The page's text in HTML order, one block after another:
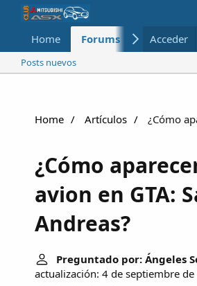
Home Forums Nuevo
Acceder
Posts nuevos
Home Artículos ¿Cómo
¿Cómo
avion en GTA:
Andreas?
Preguntado por: Ángeles
actualización: 4 de septiembre